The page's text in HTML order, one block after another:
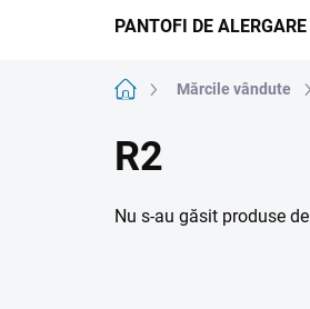
PANTOFI DE ALERGARE
AcasăMărcile vândute
R2
Nu s-au găsit produse